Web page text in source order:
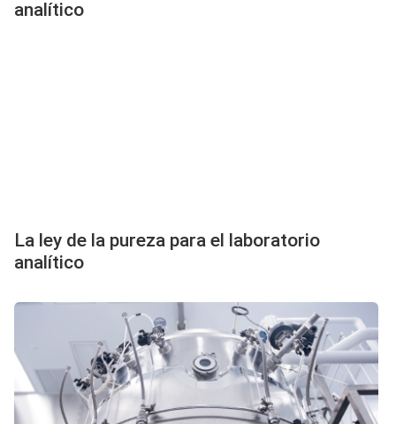
analítico
La ley de la pureza para el laboratorio
analítico